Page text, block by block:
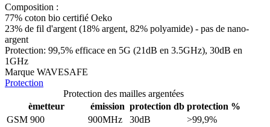
Composition :
77% coton bio certifié Oeko
23% de fil d'argent (18% argent, 82% polyamide) - pas de nano-
argent
Protection: 99,5% efficace en 5G (21dB en 3.5GHz), 30dB en
1GHz
Marque WAVESAFE
Protection
Protection des mailles argentées
èmetteur
émission protection db protection %
GSM 900
900MHz 30dB
>99,9%